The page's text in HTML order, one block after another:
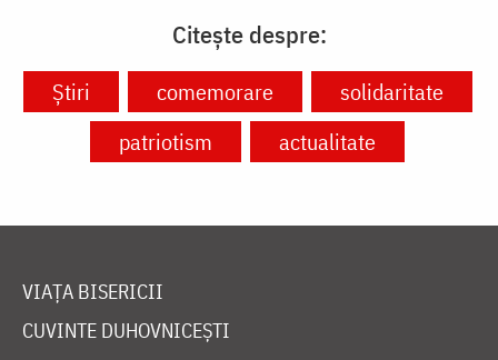
Citește despre:
Știri comemorare
solidaritate
patriotism
actualitate
VIAȚA BISERICII
CUVINTE DUHOVNICEȘTI